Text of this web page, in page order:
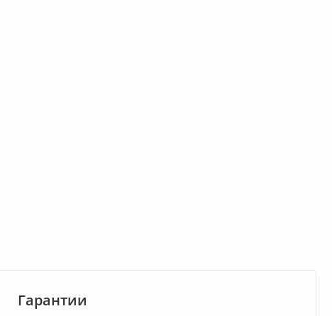
Гарантии